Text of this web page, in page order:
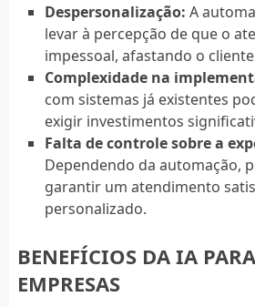
Despersonalização: A
levar à percepção de que o
impessoal, afastando o
Complexidade na
com sistemas já existentes
exigir investimentos
Falta de controle sobre a
Dependendo da automação,
garantir um atendimento
personalizado.
BENEFÍCIOS DA IA
EMPRESAS